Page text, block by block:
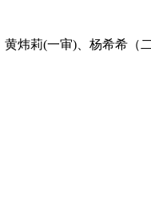
黄炜莉(一审)、杨希希（